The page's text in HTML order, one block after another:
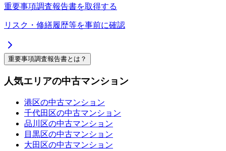
重要事項調査報告書を取得する
リスク・修繕履歴等を事前に確認
重要事項調査報告書とは？
人気エリアの中古マンション
港区の中古マンション
千代田区の中古マンション
品川区の中古マンション
目黒区の中古マンション
大田区の中古マンション